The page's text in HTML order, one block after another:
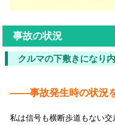
事故の状況
クルマの下敷きになり
――事故発生時の状況
私は信号も横断歩道もない交